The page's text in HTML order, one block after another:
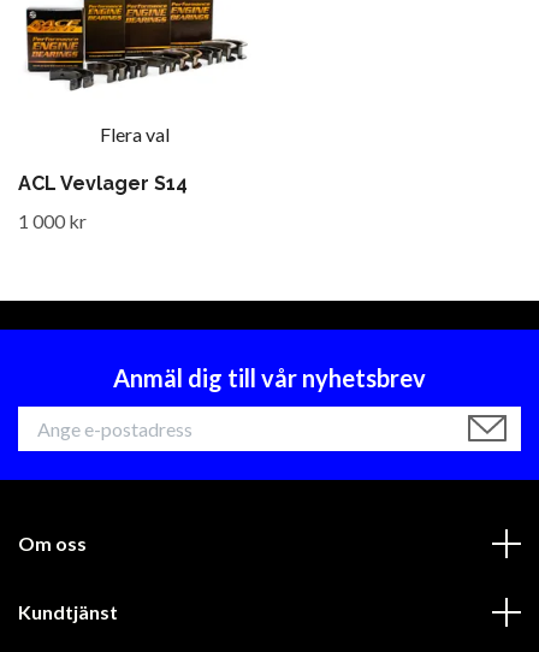
Flera val
ACL Vevlager S14
1 000 kr
Anmäl dig till vår nyhetsbrev
Om oss
Kundtjänst